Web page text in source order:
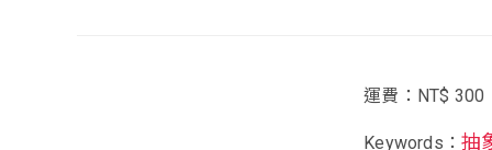
運費：NT$ 300
Keywords：抽